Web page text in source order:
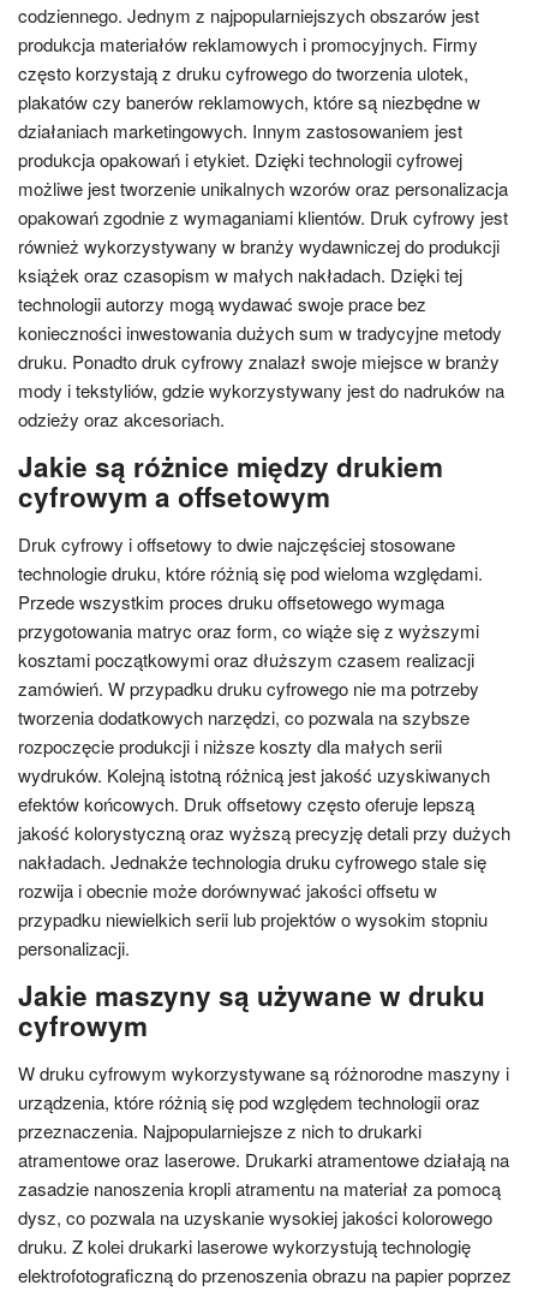
codziennego. Jednym z najpopularniejszych obszarów jest
produkcja materiałów reklamowych i promocyjnych. Firmy
często korzystają z druku cyfrowego do tworzenia ulotek,
plakatów czy banerów reklamowych, które są niezbędne w
działaniach marketingowych. Innym zastosowaniem jest
produkcja opakowań i etykiet. Dzięki technologii cyfrowej
możliwe jest tworzenie unikalnych wzorów oraz personalizacja
opakowań zgodnie z wymaganiami klientów. Druk cyfrowy jest
również wykorzystywany w branży wydawniczej do produkcji
książek oraz czasopism w małych nakładach. Dzięki tej
technologii autorzy mogą wydawać swoje prace bez
konieczności inwestowania dużych sum w tradycyjne metody
druku. Ponadto druk cyfrowy znalazł swoje miejsce w branży
mody i tekstyliów, gdzie wykorzystywany jest do nadruków na
odzieży oraz akcesoriach.
Jakie są różnice między drukiem
cyfrowym a offsetowym
Druk cyfrowy i offsetowy to dwie najczęściej stosowane
technologie druku, które różnią się pod wieloma względami.
Przede wszystkim proces druku offsetowego wymaga
przygotowania matryc oraz form, co wiąże się z wyższymi
kosztami początkowymi oraz dłuższym czasem realizacji
zamówień. W przypadku druku cyfrowego nie ma potrzeby
tworzenia dodatkowych narzędzi, co pozwala na szybsze
rozpoczęcie produkcji i niższe koszty dla małych serii
wydruków. Kolejną istotną różnicą jest jakość uzyskiwanych
efektów końcowych. Druk offsetowy często oferuje lepszą
jakość kolorystyczną oraz wyższą precyzję detali przy dużych
nakładach. Jednakże technologia druku cyfrowego stale się
rozwija i obecnie może dorównywać jakości offsetu w
przypadku niewielkich serii lub projektów o wysokim stopniu
personalizacji.
Jakie maszyny są używane w druku
cyfrowym
W druku cyfrowym wykorzystywane są różnorodne maszyny i
urządzenia, które różnią się pod względem technologii oraz
przeznaczenia. Najpopularniejsze z nich to drukarki
atramentowe oraz laserowe. Drukarki atramentowe działają na
zasadzie nanoszenia kropli atramentu na materiał za pomocą
dysz, co pozwala na uzyskanie wysokiej jakości kolorowego
druku. Z kolei drukarki laserowe wykorzystują technologię
elektrofotograficzną do przenoszenia obrazu na papier poprzez